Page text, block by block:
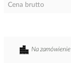
Cena brutto
Na zamówienie